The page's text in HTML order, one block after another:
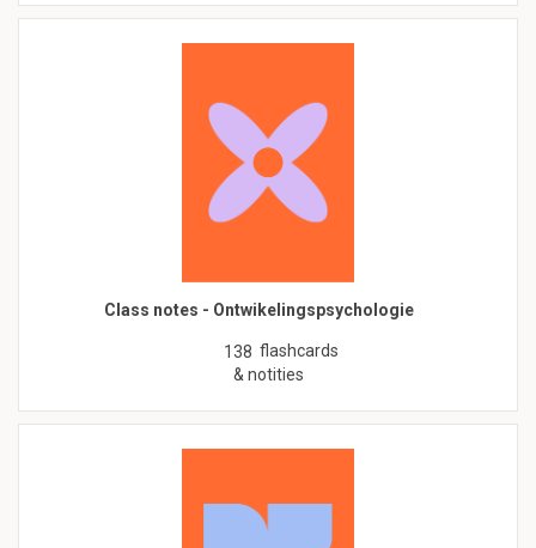
Class notes - Ontwikelingspsychologie
138 flashcards
& notities